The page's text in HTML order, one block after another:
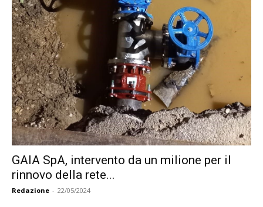
GAIA SpA, intervento da un milione per il
rinnovo della rete...
Redazione - 22/05/2024